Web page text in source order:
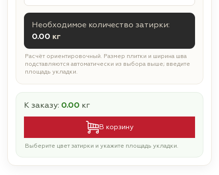
Необходимое количество затирки:
0.00 кг
Расчёт ориентировочный. Размер плитки и ширина шва
подставляются автоматически из выбора выше; введите
площадь укладки.
К заказу: 0.00 кг
В корзину
Выберите цвет затирки и укажите площадь укладки.